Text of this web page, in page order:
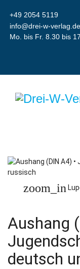
+49 2054 5119
info@drei-w-verlag.de
Mo. bis Fr. 8.30 bis
zoom_in
Aushang
deutsch